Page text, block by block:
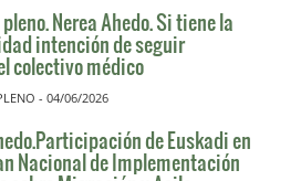
Nerea Ahedo. Si tiene la
intención de seguir
colectivo médico
- 04/06/2026
de Euskadi en
Nacional de Implementación